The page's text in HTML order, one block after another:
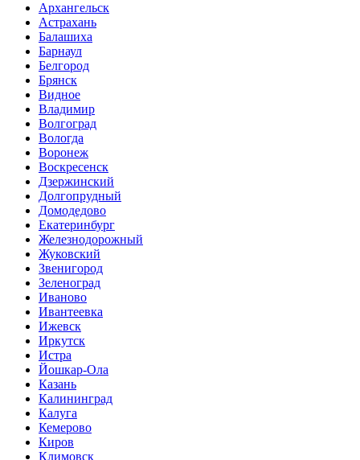
Архангельск
Астрахань
Балашиха
Барнаул
Белгород
Брянск
Видное
Владимир
Волгоград
Вологда
Воронеж
Воскресенск
Дзержинский
Долгопрудный
Домодедово
Екатеринбург
Железнодорожный
Жуковский
Звенигород
Зеленоград
Иваново
Ивантеевка
Ижевск
Иркутск
Истра
Йошкар-Ола
Казань
Калининград
Калуга
Кемерово
Киров
Климовск